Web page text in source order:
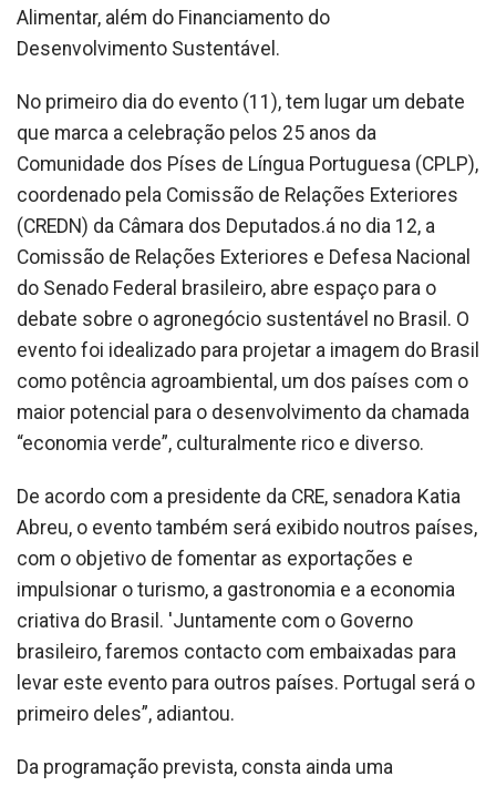
Alimentar, além do Financiamento do
Desenvolvimento Sustentável.
No primeiro dia do evento (11), tem lugar um debate
que marca a celebração pelos 25 anos da
Comunidade dos Píses de Língua Portuguesa (CPLP),
coordenado pela Comissão de Relações Exteriores
(CREDN) da Câmara dos Deputados.á no dia 12, a
Comissão de Relações Exteriores e Defesa Nacional
do Senado Federal brasileiro, abre espaço para o
debate sobre o agronegócio sustentável no Brasil. O
evento foi idealizado para projetar a imagem do Brasil
como potência agroambiental, um dos países com o
maior potencial para o desenvolvimento da chamada
“economia verde”, culturalmente rico e diverso.
De acordo com a presidente da CRE, senadora Katia
Abreu, o evento também será exibido noutros países,
com o objetivo de fomentar as exportações e
impulsionar o turismo, a gastronomia e a economia
criativa do Brasil. 'Juntamente com o Governo
brasileiro, faremos contacto com embaixadas para
levar este evento para outros países. Portugal será o
primeiro deles”, adiantou.
Da programação prevista, consta ainda uma